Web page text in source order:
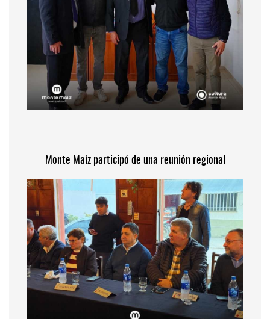
Monte Maíz participó de una reunión regional